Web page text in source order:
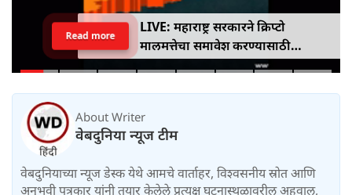
LIVE: महाराष्ट्र सरकारने क्रिप्टो
मालमत्तेचा समावेश करण्यासाठी
एमपीआयडी कायद्यात दुरुस्ती केली
Read more
About Writer
वेबदुनिया न्यूज टीम
वेबदुनियाच्या न्यूज डेस्क येथे आमचे वार्ताहर, विश्वसनीय स्रोत आणि
अनुभवी पत्रकार यांनी तयार केलेले प्रत्यक्ष घटनास्थळावरील अहवाल,